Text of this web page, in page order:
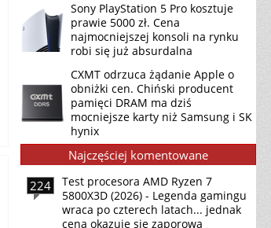
Sony PlayStation 5 Pro kosztuje
prawie 5000 zł. Cena
najmocniejszej konsoli na rynku
robi się już absurdalna
CXMT odrzuca żądanie Apple o
obniżki cen. Chiński producent
pamięci DRAM ma dziś
mocniejsze karty niż Samsung i SK
hynix
Najczęściej komentowane
224
Test procesora AMD Ryzen 7
5800X3D (2026) - Legenda gamingu
wraca po czterech latach... jednak
cena okazuje się zaporowa